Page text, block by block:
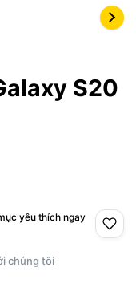
S20
yêu thích ngay
chúng tôi